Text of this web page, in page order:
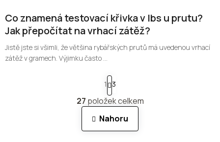
Co znamená testovací křivka v lbs u prutu?
Jak přepočítat na vrhací zátěž?
Jistě jste si všimli, že většina rybářských prutů má uvedenou vrhací
zátěž v gramech. Výjimku často ...
O
v
l
á
S
t
r
á
k
o
1 3
27 položek celkem
Nahoru